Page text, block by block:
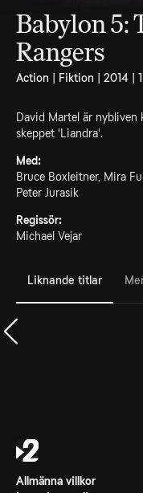
Babylon 5:
Rangers
Action | Fiktion | 2014 |
David Martel är nybliven
skeppet 'Liandra'.
Med:
Bruce Boxleitner, Mira
Peter Jurasik
Regissör:
Michael Vejar
Liknande titlar
Allmänna villkor